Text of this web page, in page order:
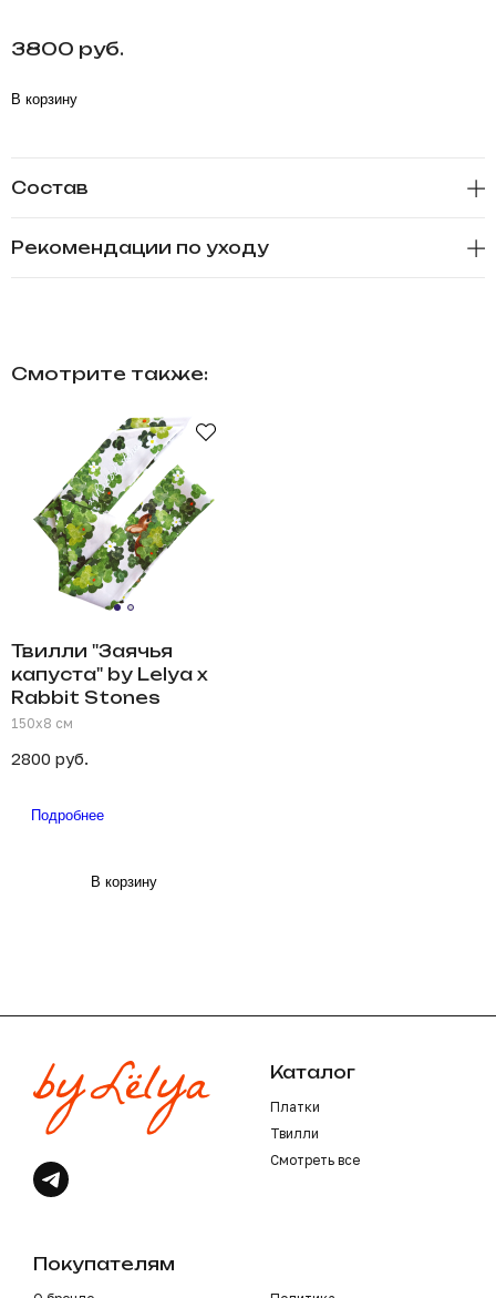
3800 руб.
В корзину
Состав
Рекомендации по уходу
Смотрите также:
Твилли "Заячья
капуста" by Lelya x
Rabbit Stones
150х8 см
2800 руб.
Подробнее
В корзину
Каталог
Платки
Твилли
Смотреть все
Покупателям